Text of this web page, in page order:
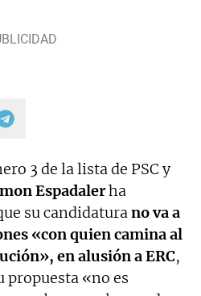
3 de la lista de PSC y
Espadalerha
su candidaturano va a
«con quien camina al
en alusión a ERC,
propuesta «no es